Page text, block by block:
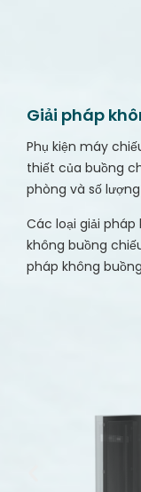
Giải pháp
Phụ kiện máy
thiết của buồng
phòng và số
Các loại giải
không buồng
pháp không